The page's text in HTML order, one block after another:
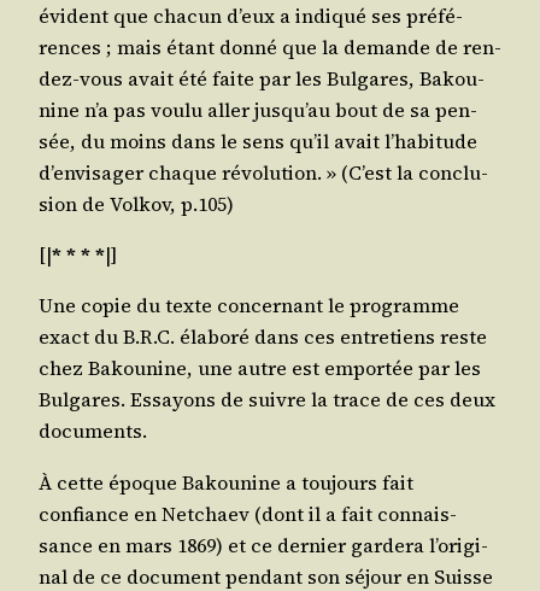
évident que cha­cun d’eux a indi­qué ses pré­fé­
rences ; mais étant don­né que la demande de ren­
dez-vous avait été faite par les Bul­gares, Bakou­
nine n’a pas vou­lu aller jus­qu’au bout de sa pen­
sée, du moins dans le sens qu’il avait l’ha­bi­tude
d’en­vi­sa­ger chaque révo­lu­tion. » (C’est la conclu­
sion de Vol­kov, p.105)
[|* * * *|]
Une copie du texte concer­nant le pro­gramme
exact du B.R.C. éla­bo­ré dans ces entre­tiens reste
chez Bakou­nine, une autre est empor­tée par les
Bul­gares. Essayons de suivre la trace de ces deux
documents.
À cette époque Bakou­nine a tou­jours fait
confiance en Net­chaev (dont il a fait connais­
sance en mars 1869) et ce der­nier gar­de­ra l’o­ri­gi­
nal de ce docu­ment pen­dant son séjour en Suisse